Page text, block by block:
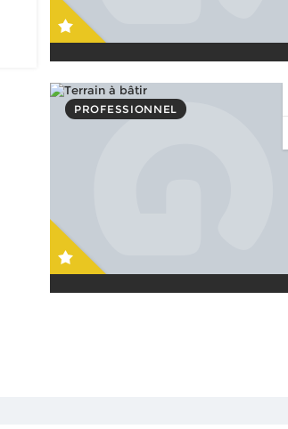
PROFESSIONNEL